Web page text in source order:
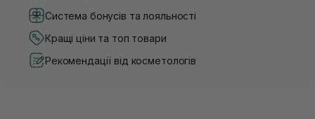
Система бонусів та лояльності
Кращі ціни та топ товари
Рекомендації від косметологів